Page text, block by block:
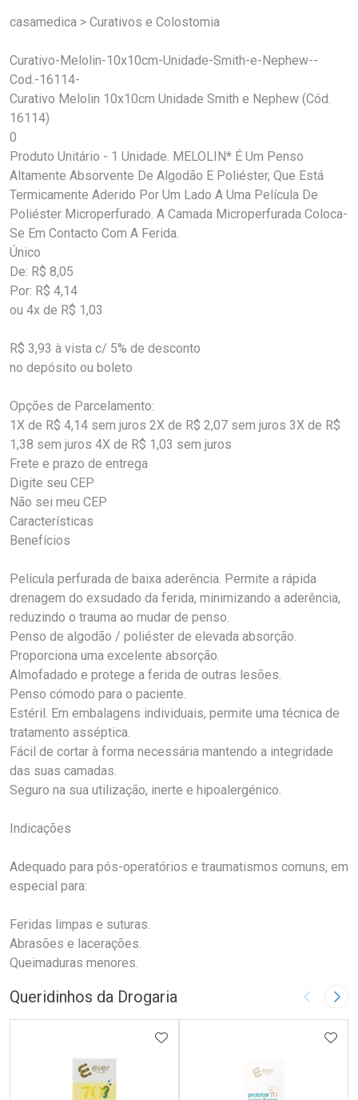
casamedica > Curativos e Colostomia
Curativo-Melolin-10x10cm-Unidade-Smith-e-Nephew--
Cod.-16114-
Curativo Melolin 10x10cm Unidade Smith e Nephew (Cód.
16114)
0
Produto Unitário - 1 Unidade. MELOLIN* É Um Penso
Altamente Absorvente De Algodão E Poliéster, Que Está
Termicamente Aderido Por Um Lado A Uma Película De
Poliéster Microperfurado. A Camada Microperfurada Coloca-
Se Em Contacto Com A Ferida.
Único
De: R$ 8,05
Por: R$ 4,14
ou 4x de R$ 1,03
R$ 3,93 à vista c/ 5% de desconto
no depósito ou boleto
Opções de Parcelamento:
1X de R$ 4,14 sem juros 2X de R$ 2,07 sem juros 3X de R$
1,38 sem juros 4X de R$ 1,03 sem juros
Frete e prazo de entrega
Digite seu CEP
Não sei meu CEP
Características
Benefícios
Película perfurada de baixa aderência. Permite a rápida
drenagem do exsudado da ferida, minimizando a aderência,
reduzindo o trauma ao mudar de penso.
Penso de algodão / poliéster de elevada absorção.
Proporciona uma excelente absorção.
Almofadado e protege a ferida de outras lesões.
Penso cómodo para o paciente.
Estéril. Em embalagens individuais, permite uma técnica de
tratamento asséptica.
Fácil de cortar à forma necessária mantendo a integridade
das suas camadas.
Seguro na sua utilização, inerte e hipoalergénico.
Indicações
Adequado para pós-operatórios e traumatismos comuns, em
especial para:
Feridas limpas e suturas.
Abrasões e lacerações.
Queimaduras menores.
Queridinhos da Drogaria Imagem
ADICIONAR AOS FAVORITOS